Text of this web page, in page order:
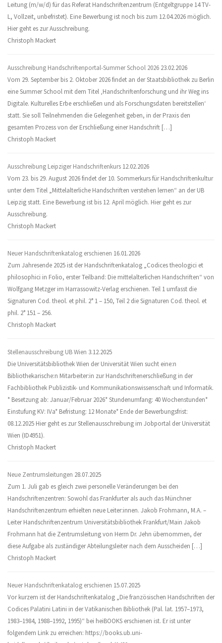
Leitung (m/w/d) für das Referat Handschriftenzentrum (Entgeltgruppe 14 TV-
L, Vollzeit, unbefristet). Eine Bewerbung ist noch bis zum 12.04.2026 möglich.
Hier geht es zur Ausschreibung.
Christoph Mackert
Ausschreibung Handschriftenportal-Summer School 2026 23.02.2026
Vom 29. September bis 2. Oktober 2026 findet an der Staatsbibliothek zu Berlin
eine Summer School mit dem Titel ‚Handschriftenforschung und ihr Weg ins
Digitale. Kulturelles Erbe erschließen und als Forschungsdaten bereitstellen‘
statt. Sie soll Teilnehmenden die Gelegenheit geben, in der Praxis den
gesamten Prozess von der Erschließung einer Handschrift […]
Christoph Mackert
Ausschreibung Leipziger Handschriftenkurs 12.02.2026
Vom 23. bis 29. August 2026 findet der 10. Sommerkurs für Handschriftenkultur
unter dem Titel „Mittelalterliche Handschriften verstehen lernen“ an der UB
Leipzig statt. Eine Bewerbung ist bis 12. April möglich. Hier geht es zur
Ausschreibung.
Christoph Mackert
Neuer Handschriftenkatalog erschienen 16.01.2026
Zum Jahresende 2025 ist der Handschriftenkatalog „Codices theologici et
philosophici in Folio, erster Teilband: Die mittelalterlichen Handschriften“ von
Wolfgang Metzger im Harrassowitz-Verlag erschienen. Teil 1 umfasst die
Signaturen Cod. theol. et phil. 2° 1 – 150, Teil 2 die Signaturen Cod. theol. et
phil. 2° 151 – 256.
Christoph Mackert
Stellenausschreibung UB Wien 3.12.2025
Die Universitätsbibliothek Wien der Universität Wien sucht eine:n
Bibliothekarische:n Mitarbeiter:in zur Handschriftenerschließung in der
Fachbibliothek Publizistik- und Kommunikationswissenschaft und Informatik.
* Besetzung ab: Januar/Februar 2026* Stundenumfang: 40 Wochenstunden*
Einstufung KV: IVa* Befristung: 12 Monate* Ende der Bewerbungsfrist:
08.12.2025 Hier geht es zur Stellenausschreibung im Jobportal der Universität
Wien (ID4951).
Christoph Mackert
Neue Zentrumsleitungen 28.07.2025
Zum 1. Juli gab es gleich zwei personelle Veränderungen bei den
Handschriftenzentren: Sowohl das Frankfurter als auch das Münchner
Handschriftenzentrum erhielten neue Leiter:innen. Jakob Frohmann, M.A. –
Leiter Handschriftenzentrum Universitätsbibliothek Frankfurt/Main Jakob
Frohmann hat die Zentrumsleitung von Herrn Dr. Jehn übernommen, der
diese Aufgabe als zuständiger Abteilungsleiter nach dem Ausscheiden […]
Christoph Mackert
Neuer Handschriftenkatalog erschienen 15.07.2025
Vor kurzem ist der Handschriftenkatalog „Die französischen Handschriften der
Codices Palatini Latini in der Vatikanischen Bibliothek (Pal. lat. 1957–1973,
1983–1984, 1988–1992, 1995)“ bei heiBOOKS erschienen ist. Er ist unter
folgendem Link zu erreichen: https://books.ub.uni-